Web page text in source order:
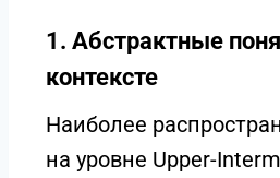
1. Абстрактные
контексте
Наиболее
на уровне Upper-